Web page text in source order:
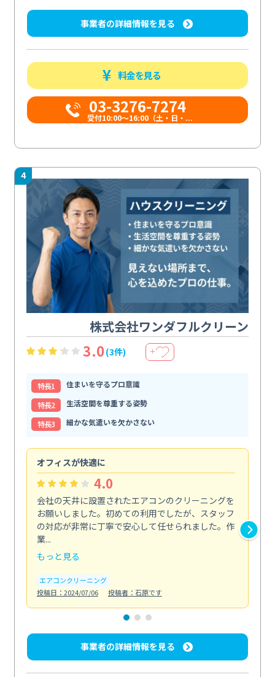
事業者の詳細情報を見る
料金を見る
03-3276-7274
受付10:00〜16:00（土・日・...
4
株式会社ワンダフルクリーン
3.0(3件) ＋
特⻑1
住まいを守るプロ意識
特⻑2
生活空間を尊重する姿勢
特⻑3
細かな気遣いを欠かさない
オフィスが快適に
4.0
会社の天井に設置されたエアコンのクリーニングを
お願いしました。初めての利用でしたが、スタッフ
の対応が非常に丁寧で安心して任せられました。作
業...
もっと見る
エアコンクリーニング
投稿日：2024/07/06
投稿者：石原です
事業者の詳細情報を見る